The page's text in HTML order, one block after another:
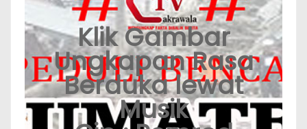
Klik Gambar
Ungkapan Rasa
Berduka lewat
Musik